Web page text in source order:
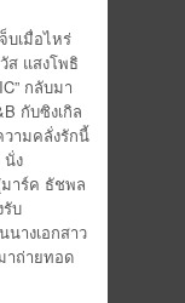
บเมื่อไหร่
ส แสงโพธิ
กลับมา
กับซิงเกิล
วามคลั่งรักนี้
นั่ง
มาร์ค ธัชพล
รับ
างเอกสาว
าถ่ายทอด